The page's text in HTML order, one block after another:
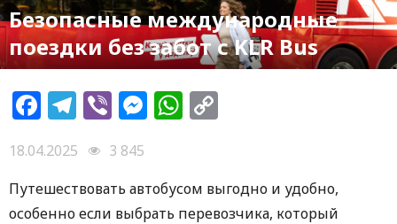
Безопасные международные
поездки без забот с KLR Bus
Facebook
Telegram
ViberMessenger
WhatsApp
18.04.2025
3 845
Путешествовать автобусом выгодно и удобно,
особенно если выбрать перевозчика, который